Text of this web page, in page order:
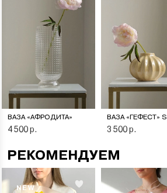
ВАЗА «АФРОДИТА»
4 500 р.
ВАЗА «ГЕФЕСТ» S
3 500 р.
РЕКОМЕНДУЕМ
NEW